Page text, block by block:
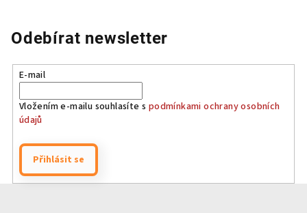
Odebírat newsletter
E-mail
Vložením e-mailu souhlasíte s podmínkami ochrany osobních
údajů
Přihlásit se